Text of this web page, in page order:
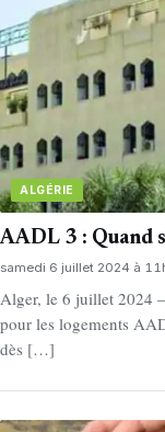
ALGÉRIE
AADL 3 : Quand
samedi 6 juillet 2024 à
Alger, le 6 juillet 2024
pour les logements
dès […]